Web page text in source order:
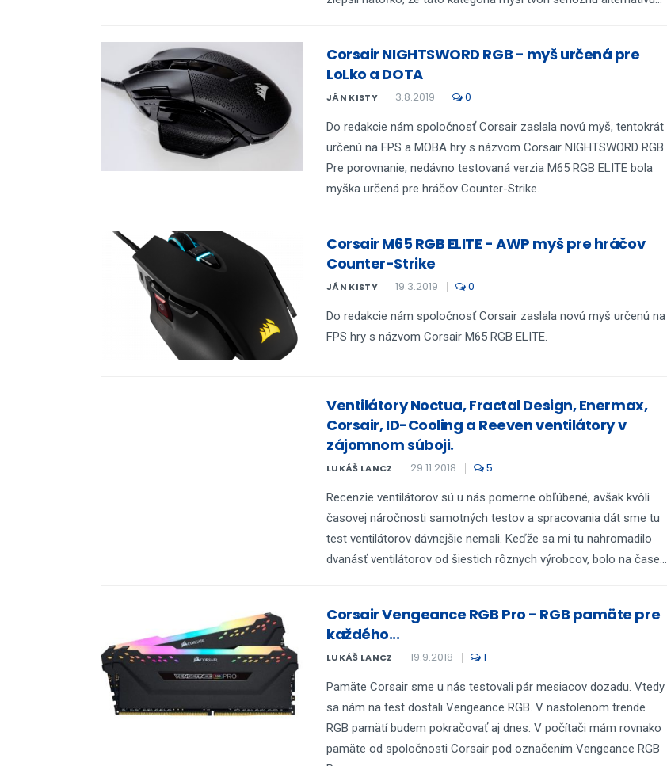
Corsair NIGHTSWORD RGB - myš určená pre
LoLko a DOTA
JÁN KISTY 3.8.2019 0
Do redakcie nám spoločnosť Corsair zaslala novú myš, tentokrát
určenú na FPS a MOBA hry s názvom Corsair NIGHTSWORD RGB.
Pre porovnanie, nedávno testovaná verzia M65 RGB ELITE bola
myška určená pre hráčov Counter-Strike.​​​​​​​
Corsair M65 RGB ELITE - AWP myš pre hráčov
Counter-Strike
JÁN KISTY 19.3.2019 0
Do redakcie nám spoločnosť Corsair zaslala novú myš určenú na
FPS hry s názvom Corsair M65 RGB ELITE.
Ventilátory Noctua, Fractal Design, Enermax,
Corsair, ID-Cooling a Reeven ventilátory v
zájomnom súboji.
LUKÁŠ LANCZ 29.11.2018 5
Recenzie ventilátorov sú u nás pomerne obľúbené, avšak kvôli
časovej náročnosti samotných testov a spracovania dát sme tu
test ventilátorov dávnejšie nemali. Keďže sa mi tu nahromadilo
dvanásť ventilátorov od šiestich rôznych výrobcov, bolo na čase...
Corsair Vengeance RGB Pro - RGB pamäte pre
každého...
LUKÁŠ LANCZ 19.9.2018 1
Pamäte Corsair sme u nás testovali pár mesiacov dozadu. Vtedy
sa nám na test dostali Vengeance RGB. V nastolenom trende
RGB pamätí budem pokračovať aj dnes. V počítači mám rovnako
pamäte od spoločnosti Corsair pod označením Vengeance RGB